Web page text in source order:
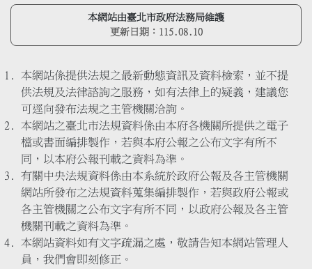
本網站由臺北市政府法務局維護
更新日期： 115.08.10
本網站係提供法規之最新動態資訊及資料檢索，並不提
供法規及法律諮詢之服務，如有法律上的疑義，建議您
可逕向發布法規之主管機關洽詢。
本網站之臺北市法規資料係由本府各機關所提供之電子
檔或書面編排製作，若與本府公報之公布文字有所不
同，以本府公報刊載之資料為準。
有關中央法規資料係由本系統於政府公報及各主管機關
網站所發布之法規資料蒐集編排製作，若與政府公報或
各主管機關之公布文字有所不同，以政府公報及各主管
機關刊載之資料為準。
本網站資料如有文字疏漏之處，敬請告知本網站管理人
員，我們會即刻修正。